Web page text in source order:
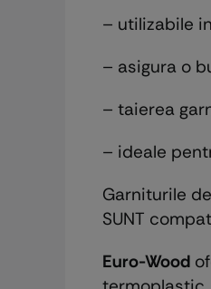
– utilizabile
– asigura o
– taierea
– ideale
Garniturile
SUNT
Euro-Wood